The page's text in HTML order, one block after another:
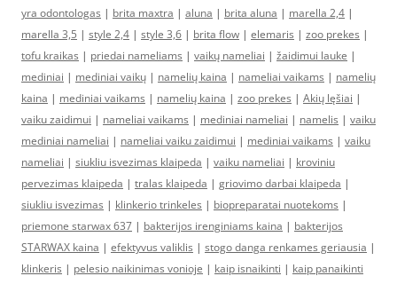
yra odontologas | brita maxtra | aluna | brita aluna | marella 2,4 |
marella 3,5 | style 2,4 | style 3,6 | brita flow | elemaris | zoo prekes |
tofu kraikas | priedai nameliams | vaikų nameliai | žaidimui lauke |
mediniai | mediniai vaikų | namelių kaina | nameliai vaikams | namelių
kaina | mediniai vaikams | namelių kaina | zoo prekes | Akių lęšiai |
vaiku zaidimui | nameliai vaikams | mediniai nameliai | namelis | vaiku
mediniai nameliai | nameliai vaiku zaidimui | mediniai vaikams | vaiku
nameliai | siukliu isvezimas klaipeda | vaiku nameliai | kroviniu
pervezimas klaipeda | tralas klaipeda | griovimo darbai klaipeda |
siukliu isvezimas | klinkerio trinkeles | biopreparatai nuotekoms |
priemone starwax 637 | bakterijos irenginiams kaina | bakterijos
STARWAX kaina | efektyvus valiklis | stogo danga renkames geriausia |
klinkeris | pelesio naikinimas vonioje | kaip isnaikinti | kaip panaikinti